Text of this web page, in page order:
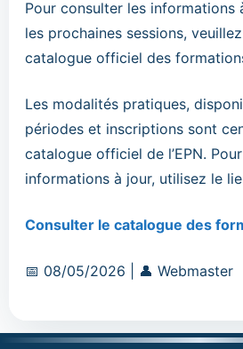
Pour consulter les informations
les prochaines sessions,
catalogue officiel des
Les modalités pratiques,
périodes et inscriptions sont
catalogue officiel de l’EPN.
informations à jour, utilisez le
Consulter le catalogue des
📅 Date
08/05/2026 👤 Auteur
Webmaster